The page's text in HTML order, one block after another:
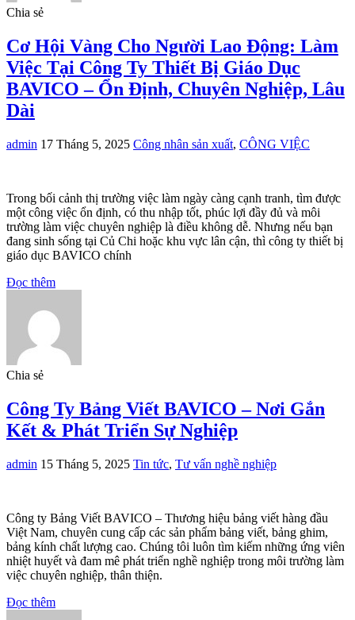
Chia sẻ
Cơ Hội Vàng Cho Người Lao Động: Làm
Việc Tại Công Ty Thiết Bị Giáo Dục
BAVICO – Ổn Định, Chuyên Nghiệp, Lâu
Dài
admin 17 Tháng 5, 2025 Công nhân sản xuất, CÔNG VIỆC
Trong bối cảnh thị trường việc làm ngày càng cạnh tranh, tìm được
một công việc ổn định, có thu nhập tốt, phúc lợi đầy đủ và môi
trường làm việc chuyên nghiệp là điều không dễ. Nhưng nếu bạn
đang sinh sống tại Củ Chi hoặc khu vực lân cận, thì công ty thiết bị
giáo dục BAVICO chính
Đọc thêm
Chia sẻ
Công Ty Bảng Viết BAVICO – Nơi Gắn
Kết & Phát Triển Sự Nghiệp
admin 15 Tháng 5, 2025 Tin tức, Tư vấn nghề nghiệp
Công ty Bảng Viết BAVICO – Thương hiệu bảng viết hàng đầu
Việt Nam, chuyên cung cấp các sản phẩm bảng viết, bảng ghim,
bảng kính chất lượng cao. Chúng tôi luôn tìm kiếm những ứng viên
nhiệt huyết và đam mê phát triển nghề nghiệp trong môi trường làm
việc chuyên nghiệp, thân thiện.
Đọc thêm